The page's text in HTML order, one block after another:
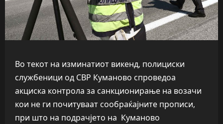
Во текот на изминатиот викенд, полициски
службеници од СВР Куманово спроведоа
акциска контрола за санкционирање на возачи
кои не ги почитуваат сообраќајните прописи,
при што на подрачјето на Куманово